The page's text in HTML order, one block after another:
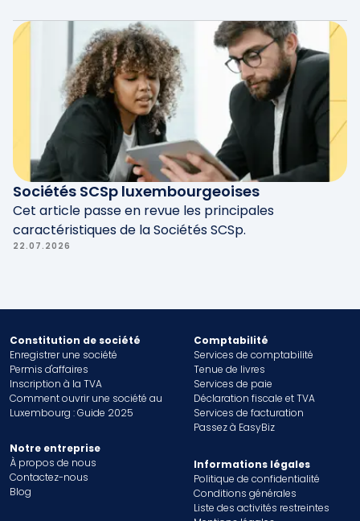
Sociétés SCSp luxembourgeoises
Cet article passe en revue les principales
caractéristiques de la Sociétés SCSp.
22.07.2026
Constitution de société
Enregistrer une société
Permis d'affaires
Inscription à la TVA
Comment ouvrir une société au
Luxembourg : Guide 2025
Comptabilité
Services de comptabilité
Tenue de livres
Services de paie
Déclaration fiscale et TVA
Services de facturation
Passez à EasyBiz
Notre entreprise
À propos de nous
Contactez-nous
Blog
Informations légales
Politique de confidentialité
Conditions générales
Liste des activités restreintes